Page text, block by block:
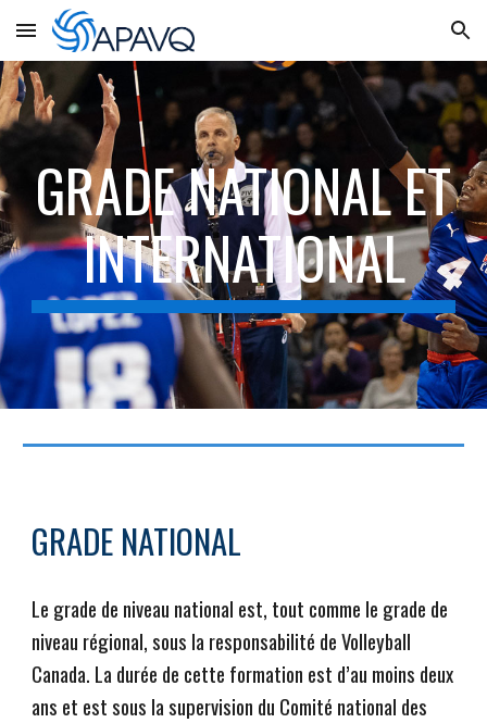
Skip to main content Skip to navigation
GRADE NATIONAL ET
INTERNATIONAL
GRADE NATIONAL
Le grade de niveau national est, tout comme le grade de
niveau régional, sous la responsabilité de Volleyball
Canada. La durée de cette formation est d’au moins deux
ans et est sous la supervision du Comité national des